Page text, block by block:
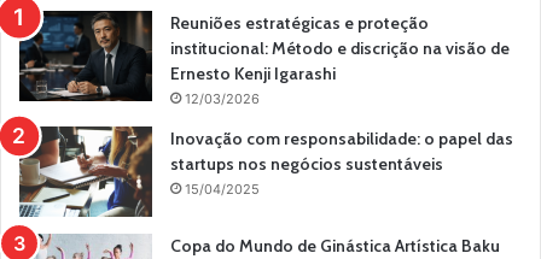
Reuniões estratégicas e proteção
institucional: Método e discrição na visão de
Ernesto Kenji Igarashi
12/03/2026
Inovação com responsabilidade: o papel das
startups nos negócios sustentáveis
15/04/2025
Copa do Mundo de Ginástica Artística Baku